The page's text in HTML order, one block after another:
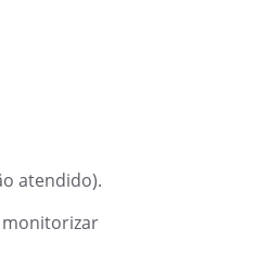
atendido).
monitorizar